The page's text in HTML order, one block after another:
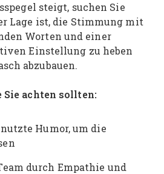
steigt, suchen Sie
Lage ist, die Stimmung mit
Worten und einer
Einstellung zu heben
abzubauen.
achten sollten:
Humor, um die
durch Empathie und